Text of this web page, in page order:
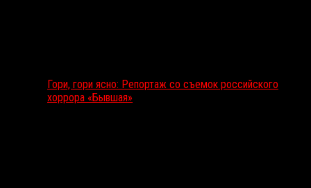
Гори, гори ясно: Репортаж со съемок российского
хоррора «Бывшая»